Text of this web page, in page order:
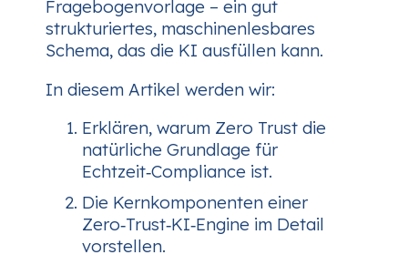
Fragebogenvorlage – ein gut
strukturiertes, maschinenlesbares
Schema, das die KI ausfüllen kann.
In diesem Artikel werden wir:
Erklären, warum Zero Trust die
natürliche Grundlage für
Echtzeit‑Compliance ist.
Die Kernkomponenten einer
Zero‑Trust‑KI‑Engine im Detail
vorstellen.